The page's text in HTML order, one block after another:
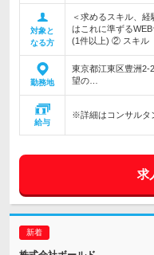
対象と
なる方
＜求めるスキル、
はこれに準ずる
(1件以上) ② スキル
勤務地
東京都江東区豊洲
望の…
給与
※詳細はコンサルタ
求